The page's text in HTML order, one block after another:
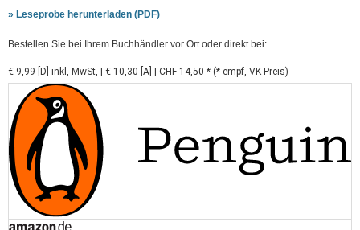
» Leseprobe herunterladen (PDF)
Bestellen Sie bei Ihrem Buchhändler vor Ort oder direkt bei:
€ 9,99 [D] inkl, MwSt, € 10,30 [A] CHF 14,50 * (* empf, VK-Preis)